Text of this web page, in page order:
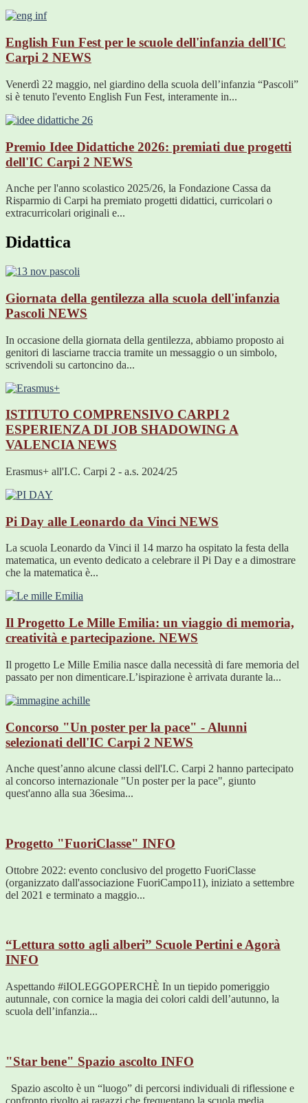
English Fun Fest per le scuole dell'infanzia dell'IC
Carpi 2 NEWS
Venerdì 22 maggio, nel giardino della scuola dell’infanzia “Pascoli”
si è tenuto l'evento English Fun Fest, interamente in...
Premio Idee Didattiche 2026: premiati due progetti
dell'IC Carpi 2 NEWS
Anche per l'anno scolastico 2025/26, la Fondazione Cassa da
Risparmio di Carpi ha premiato progetti didattici, curricolari o
extracurricolari originali e...
Didattica
Giornata della gentilezza alla scuola dell'infanzia
Pascoli NEWS
In occasione della giornata della gentilezza, abbiamo proposto ai
genitori di lasciarne traccia tramite un messaggio o un simbolo,
scrivendoli su cartoncino da...
ISTITUTO COMPRENSIVO CARPI 2
ESPERIENZA DI JOB SHADOWING A
VALENCIANEWS
Erasmus+ all'I.C. Carpi 2 - a.s. 2024/25
Pi Day alle Leonardo da Vinci NEWS
La scuola Leonardo da Vinci il 14 marzo ha ospitato la festa della
matematica, un evento dedicato a celebrare il Pi Day e a dimostrare
che la matematica è...
Il Progetto Le Mille Emilia: un viaggio di memoria,
creatività e partecipazione. NEWS
Il progetto Le Mille Emilia nasce dalla necessità di fare memoria del
passato per non dimenticare.L’ispirazione è arrivata durante la...
Concorso "Un poster per la pace" - Alunni
selezionati dell'IC Carpi 2 NEWS
Anche quest’anno alcune classi dell'I.C. Carpi 2 hanno partecipato
al concorso internazionale "Un poster per la pace", giunto
quest'anno alla sua 36esima...
Progetto "FuoriClasse" INFO
Ottobre 2022: evento conclusivo del progetto FuoriClasse
(organizzato dall'associazione FuoriCampo11), iniziato a settembre
del 2021 e terminato a maggio...
“Lettura sotto agli alberi” Scuole Pertini e Agorà
INFO
Aspettando #iIOLEGGOPERCHÈ In un tiepido pomeriggio
autunnale, con cornice la magia dei colori caldi dell’autunno, la
scuola dell’infanzia...
"Star bene" Spazio ascolto INFO
Spazio ascolto è un “luogo” di percorsi individuali di riflessione e
confronto rivolto ai ragazzi che frequentano la scuola media...